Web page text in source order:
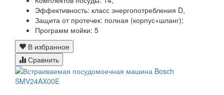
Эффективность: класс энергопотребления D,
Защита от протечек: полная (корпус+шланг);
Программ мойки: 5
В избранное
Сравнить